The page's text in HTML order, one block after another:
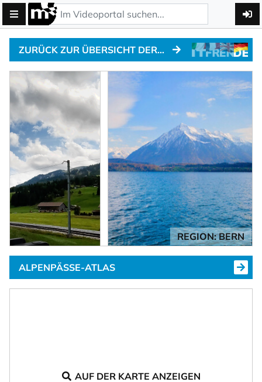
ZURÜCK ZUR ÜBERSICHT DER ALPENPÄSSE
REGION: BERN
ALPENPÄSSE-ATLAS
AUF DER KARTE ANZEIGEN